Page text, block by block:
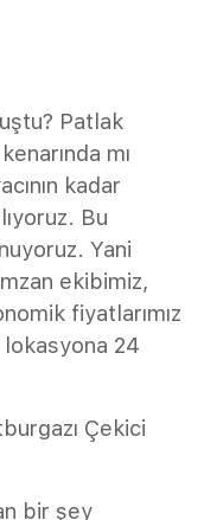
Patlak
mı
kadar
Bu
Yani
ekibimiz,
fiyatlarımız
24
Çekici
bir şey